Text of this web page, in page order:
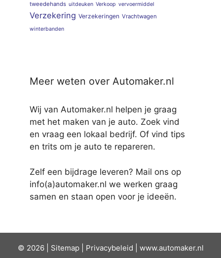
tweedehands uitdeuken Verkoop vervoermiddel
Verzekering Verzekeringen Vrachtwagen
winterbanden
Meer weten over Automaker.nl
Wij van Automaker.nl helpen je graag
met het maken van je auto. Zoek vind
en vraag een lokaal bedrijf. Of vind tips
en trits om je auto te repareren.
Zelf een bijdrage leveren? Mail ons op
info(a)automaker.nl we werken graag
samen en staan open voor je ideeën.
© 2026 | Sitemap| Privacybeleid www.automaker.nl